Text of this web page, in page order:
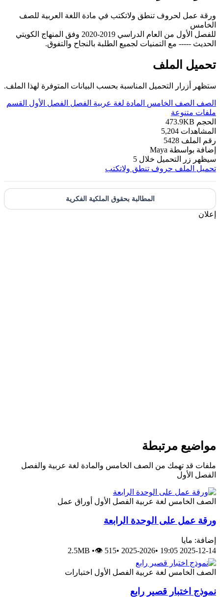
ورقة عمل لحروف تنطق ولاتكتب في مادة اللغة العربية للصف
الخامس
للفصل الأول من العام الدراسي 2019-2020 وفق المنهاج الكويتي
الحديث ----- مع التمنيات لجميع الطلبة بالنجاح والتفوق.
تحميل الملف
ستظهر أزرار التحميل المناسبة بحسب البيانات المتوفرة لهذا الملف.
الصف الصف الخامس المادة لغة عربية الفصل الفصل الأول
القسم
ملفات متنوعة
الحجم 473.9KB
المشاهدات 5,204
رقم الملف 5428
إضافة بواسطة Maya
سيظهر زر التحميل خلال 5
تحميل الملف حروف تنطق ولاتكتب
المطالبة بحقوق الملكية الفكرية
إعلان
مواضيع مرتبطة
ملفات قد تهمك من الصف الخامس والمادة لغة عربية والفصل
الفصل الأول
الصف الخامس لغة عربية الفصل الأول أوراق عمل
ورقة عمل على الوحدة الرابعة
إضافة: مايا
2025-12-14 19:05
•
2025-2026
•
2.5MB •👁 515
الصف الخامس لغة عربية الفصل الأول اختبارات
نموذج اختبار قصير رابع